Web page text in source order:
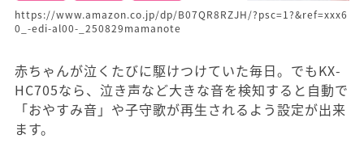
https://www.amazon.co.jp/dp/B07QR8RZJH/?psc=1?&ref=xxx6
0_-edi-al00-_250829mamanote
赤ちゃんが泣くたびに駆けつけていた毎日。でもKX-
HC705なら、泣き声など大きな音を検知すると自動で
「おやすみ音」や子守歌が再生されるよう設定が出来
ます。